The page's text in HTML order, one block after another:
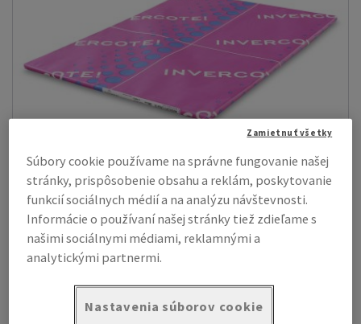
Invercote Creato
Obojstranne natierané kartóny s vysokou kvalitou a belosťou,
Zobraziť produkty(6)
Súbory cookie používame na správne fungovanie našej
stránky, prispôsobenie obsahu a reklám, poskytovanie
funkcií sociálnych médií a na analýzu návštevnosti.
Informácie o používaní našej stránky tiež zdieľame s
našimi sociálnymi médiami, reklamnými a
analytickými partnermi.
Nastavenia súborov cookie
Zamietnuť všetky